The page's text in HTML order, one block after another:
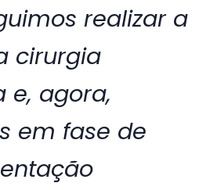
realizar a
cirurgia
e, agora,
em fase de